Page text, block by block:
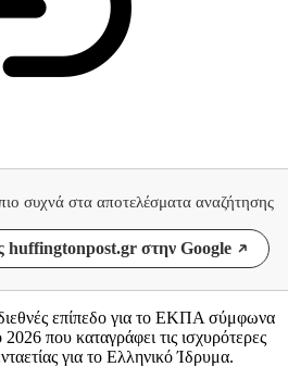
συχνά στα αποτελέσματα αναζήτησης
huffingtonpost.gr στην Google
επίπεδο για το ΕΚΠΑ σύμφωνα
2026 που καταγράφει τις ισχυρότερες
για το Ελληνικό Ίδρυμα.